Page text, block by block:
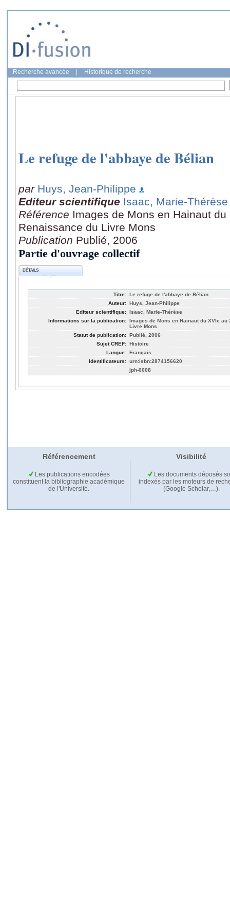
Recherche avancée Historique de recherche
Le refuge de l'abbaye de Bélian
par Huys, Jean-Philippe
Editeur scientifique Isaac, Marie-Thérèse
Référence Images de Mons en Hainaut
Renaissance du Livre Mons
Publication Publié, 2006
Partie d'ouvrage collectif
DÉTAILS
Titre: Le refuge de l'abbaye de Bélian
Auteur: Huys, Jean-Philippe
Editeur scientifique: Isaac, Marie-Thérèse
Informations sur la publication: Images de Mons en Hainaut du XVIe
Livre Mons
Statut de publication: Publié, 2006
Sujet CREF: Histoire
Langue: Français
Identificateurs: urn:isbn:2874156620
jph-0008
Référencement Visibilité
Les publications encodées
constituent la bibliographie académique
de l'Université.
Les documents déposés
indexés par les moteurs de
(Google Scholar,…).